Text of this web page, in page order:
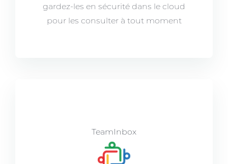
gardez-les en sécurité dans le cloud
pour les consulter à tout moment
TeamInbox